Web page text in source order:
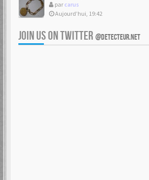
par carus
Aujourd’hui, 19:42
JOIN US ON TWITTER @DETECTEUR.NET